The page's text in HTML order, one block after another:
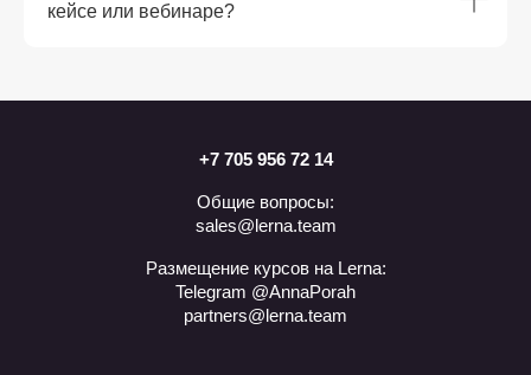
кейсе или вебинаре?
+7 705 956 72 14
Общие вопросы:
sales@lerna.team
Размещение курсов на Lerna:
Telegram @AnnaPorah
partners@lerna.team